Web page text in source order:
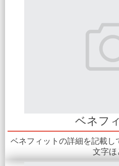
ベネフ
ベネフィットの詳細を記載
文字ほ